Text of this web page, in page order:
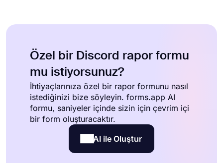
Özel bir Discord rapor formu
mu istiyorsunuz?
İhtiyaçlarınıza özel bir rapor formunu nasıl
istediğinizi bize söyleyin. forms.app AI
formu, saniyeler içinde sizin için çevrim içi
bir form oluşturacaktır.
AI ile Oluştur